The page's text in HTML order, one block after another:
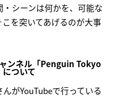
シーンは何かを、可能な
を突いてあげるのが大事
ンネル「Penguin Tokyo
ついて
がYouTubeで行っている